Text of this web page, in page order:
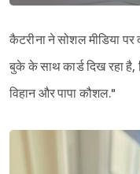
कैटरीना ने सोशल मीडिया पर
बुके के साथ कार्ड दिख रहा है,
विहान और पापा कौशल."